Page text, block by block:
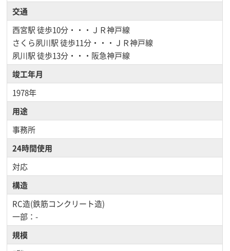
交通
西宮駅徒歩10分・・・ＪＲ神戸線
さくら夙川駅徒歩11分・・・ＪＲ神戸線
夙川駅徒歩13分・・・阪急神戸線
竣工年月
1978年
用途
事務所
24時間使用
対応
構造
RC造(鉄筋コンクリート造)
一部：-
規模